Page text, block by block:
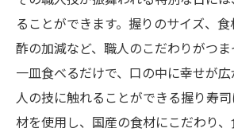
ることができます。握りのサイズ、
酢の加減など、職人のこだわりがつま
一皿食べるだけで、口の中に幸せが
人の技に触れることができる握り寿
材を使用し、国産の食材にこだわり